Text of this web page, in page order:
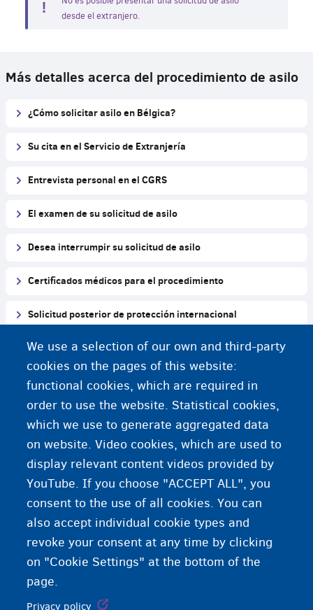
desde el extranjero.
Más detalles acerca del procedimiento de asilo
¿Cómo solicitar asilo en Bélgica?
Su cita en el Servicio de Extranjería
Entrevista personal en el CGRS
El examen de su solicitud de asilo
Desea interrumpir su solicitud de asilo
Certificados médicos para el procedimiento
Solicitud posterior de protección internacional
Menores
¿Tiene problemas de salud?
Viajar al extranjero durante el procedimiento
We use a selection of our own and third-party
cookies on the pages of this website:
functional cookies, which are required in
order to use the website. Statistical cookies,
which we use to generate aggregated data
on website. Video cookies, which are used to
display relevant content videos provided by
YouTube. If you choose "ACCEPT ALL", you
consent to the use of all cookies. You can
also accept individual cookie types and
revoke your consent at any time by clicking
on "Cookie Settings" at the bottom of the
page.
Privacy policy